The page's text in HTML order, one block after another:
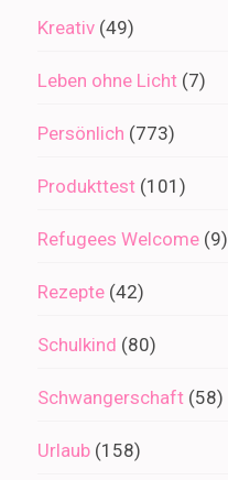
Kreativ (49)
Leben ohne Licht (7)
Persönlich (773)
Produkttest (101)
Refugees Welcome (9)
Rezepte (42)
Schulkind (80)
Schwangerschaft (58)
Urlaub (158)